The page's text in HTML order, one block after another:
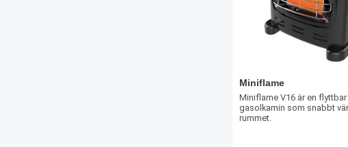
Miniflame
Miniflame V16 är en flyttbar
gasolkamin som snabbt
rummet.